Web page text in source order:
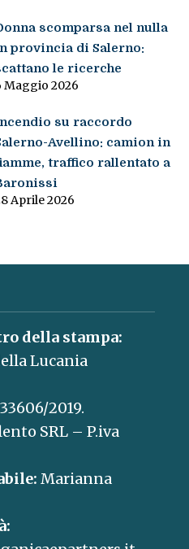
scomparsa nel nulla
provincia di Salerno:
le ricerche
Maggio 2026
su raccordo
Avellino: camion in
traffico rallentato a
Aprile 2026
della stampa:
Lucania
2019.
SRL – P.iva
Marianna